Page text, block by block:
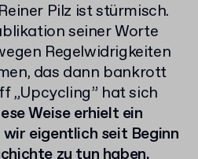
Pilz ist stürmisch.
seiner Worte
Regelwidrigkeiten
das dann bankrott
„Upcycling” hat sich
Weise erhielt ein
eigentlich seit Beginn
zu tun haben,